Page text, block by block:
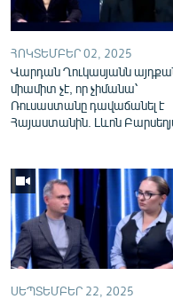
English
Русский
ՀԵՏԵՎԵՔ ՄԵԶ
«Ազատության» բոլոր
ՀՈԿՏԵՄԲԵՐ 02, 2025
Վարդան Ղուկասյանն
միամիտ չէ, որ չիմանա՝
Ռուսաստանը դավաճանել է
Հայաստանին. Լևոն
ՍԵՊՏԵՄԲԵՐ 22, 2025